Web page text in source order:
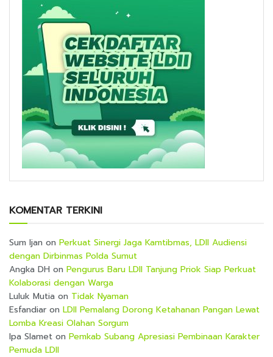
KOMENTAR TERKINI
Sum Ijan on Perkuat Sinergi Jaga Kamtibmas, LDII Audiensi
dengan Dirbinmas Polda Sumut
Angka DH on Pengurus Baru LDII Tanjung Priok Siap Perkuat
Kolaborasi dengan Warga
Luluk Mutia on Tidak Nyaman
Esfandiar on LDII Pemalang Dorong Ketahanan Pangan Lewat
Lomba Kreasi Olahan Sorgum
Ipa Slamet on Pemkab Subang Apresiasi Pembinaan Karakter
Pemuda LDII